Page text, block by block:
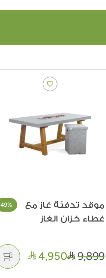
موقد تدفئة غاز مع
غطاء خزان الغاز
49%
9,899
4,950